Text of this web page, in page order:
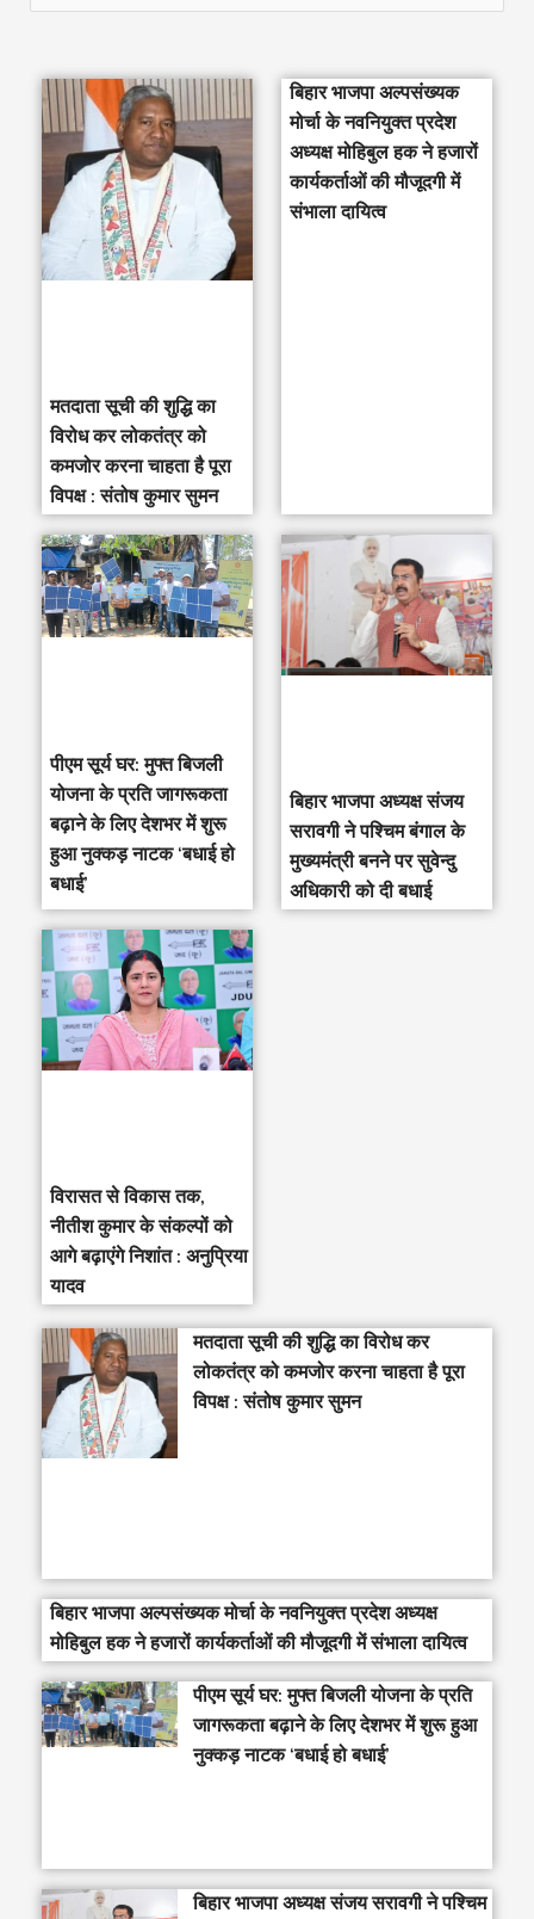
मतदाता सूची की शुद्धि का
विरोध कर लोकतंत्र को
कमजोर करना चाहता है पूरा
विपक्ष : संतोष कुमार सुमन
बिहार भाजपा अल्पसंख्यक
मोर्चा के नवनियुक्त प्रदेश
अध्यक्ष मोहिबुल हक ने हजारों
कार्यकर्ताओं की मौजूदगी में
संभाला दायित्व
पीएम सूर्य घर: मुफ्त बिजली
योजना के प्रति जागरूकता
बढ़ाने के लिए देशभर में शुरू
हुआ नुक्कड़ नाटक ‘बधाई हो
बधाई’
‎बिहार भाजपा अध्यक्ष संजय
सरावगी ने पश्चिम बंगाल के
मुख्यमंत्री बनने पर सुवेन्दु
अधिकारी को दी बधाई
विरासत से विकास तक,
नीतीश कुमार के संकल्पों को
आगे बढ़ाएंगे निशांत : अनुप्रिया
यादव
मतदाता सूची की शुद्धि का विरोध कर
लोकतंत्र को कमजोर करना चाहता है पूरा
विपक्ष : संतोष कुमार सुमन
बिहार भाजपा अल्पसंख्यक मोर्चा के नवनियुक्त प्रदेश अध्यक्ष
मोहिबुल हक ने हजारों कार्यकर्ताओं की मौजूदगी में संभाला दायित्व
पीएम सूर्य घर: मुफ्त बिजली योजना के प्रति
जागरूकता बढ़ाने के लिए देशभर में शुरू हुआ
नुक्कड़ नाटक ‘बधाई हो बधाई’
‎बिहार भाजपा अध्यक्ष संजय सरावगी ने पश्चिम